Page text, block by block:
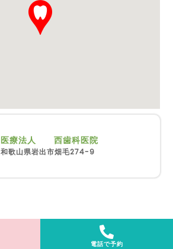
医療法人 西歯科医院
和歌山県岩出市畑毛274-9
電話で予約